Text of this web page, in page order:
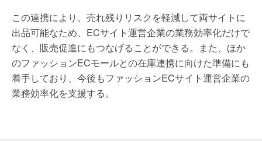
この連携により、売れ残りリスクを軽減して両サイトに
出品可能なため、ECサイト運営企業の業務効率化だけで
なく、販売促進にもつなげることができる。また、ほか
のファッションECモールとの在庫連携に向けた準備にも
着手しており、今後もファッションECサイト運営企業の
業務効率化を支援する。